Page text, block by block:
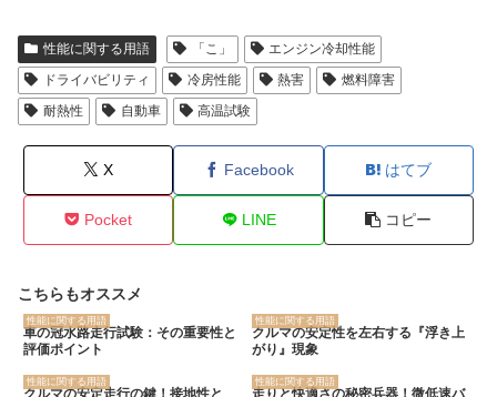
性能に関する用語 「こ」
エンジン冷却性能
ドライバビリティ
冷房性能 熱害
燃料障害
耐熱性
自動車 高温試験
X Facebook はてブ
Pocket LINE コピー
こちらもオススメ
性能に関する用語
車の冠水路走行試験：その重要性と
評価ポイント
性能に関する用語
クルマの安定性を左右する『浮き上
がり』現象
性能に関する用語
クルマの安定走行の鍵！接地性と
性能に関する用語
走りと快適さの秘密兵器！微低速バ